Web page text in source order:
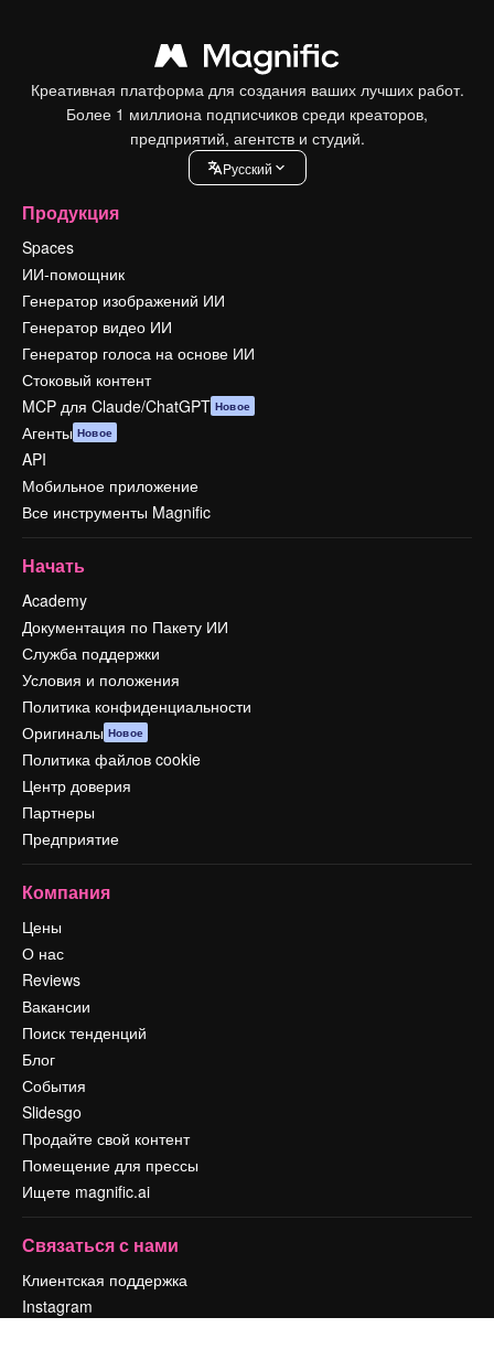
Креативная платформа для создания ваших лучших работ.
Более 1 миллиона подписчиков среди креаторов,
предприятий, агентств и студий.
Pусский
Продукция
Spaces
ИИ-помощник
Генератор изображений ИИ
Генератор видео ИИ
Генератор голоса на основе ИИ
Стоковый контент
MCP для Claude/ChatGPT Новое
Агенты Новое
API
Мобильное приложение
Все инструменты Magnific
Начать
Academy
Документация по Пакету ИИ
Служба поддержки
Условия и положения
Политика конфиденциальности
Оригиналы Новое
Политика файлов cookie
Центр доверия
Партнеры
Предприятие
Компания
Цены
О нас
Reviews
Вакансии
Поиск тенденций
Блог
События
Slidesgo
Продайте свой контент
Помещение для прессы
Ищете magnific.ai
Связаться с нами
Клиентская поддержка
Instagram